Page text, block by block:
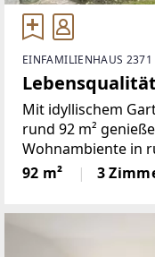
EINFAMILIENHAUS 2371
Mit idyllischem
rund 92 m²
Wohnambiente in
für Paare, kleine
Grünen mit einer
92 m² 3